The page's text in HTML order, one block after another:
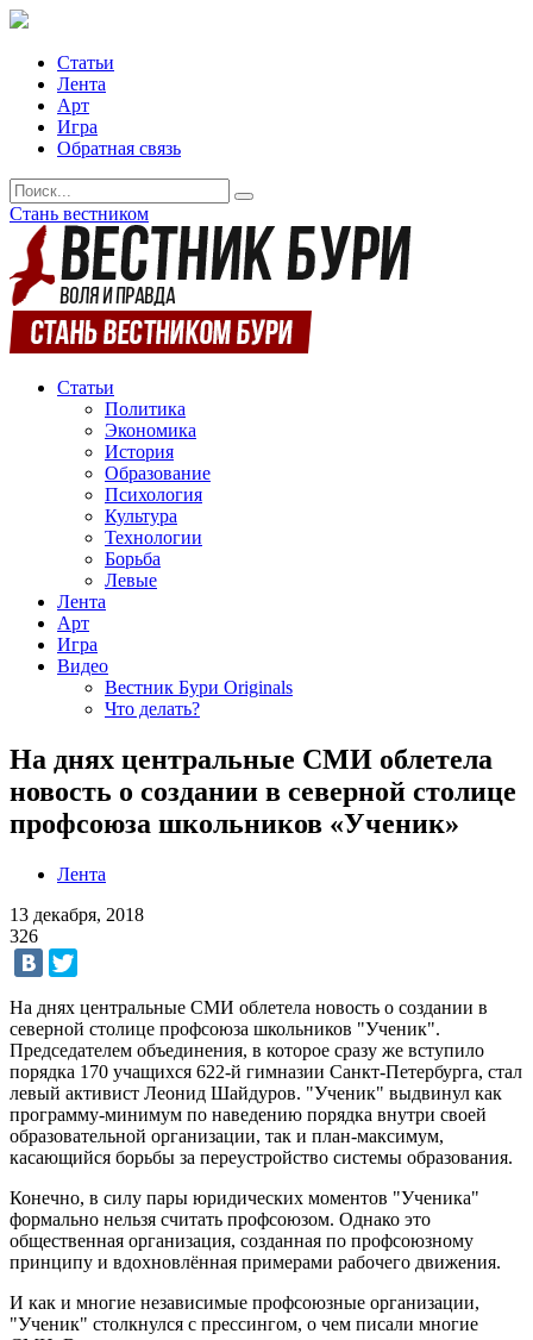
Статьи
Лента
Арт
Игра
Обратная связь
Стань вестником
Статьи
Политика
Экономика
История
Образование
Психология
Культура
Технологии
Борьба
Левые
Лента
Арт
Игра
Видео
Вестник Бури Originals
Что делать?
На днях центральные СМИ облетела
новость о создании в северной столице
профсоюза школьников «Ученик»
Лента
13 декабря, 2018
326
На днях центральные СМИ облетела новость о создании в
северной столице профсоюза школьников "Ученик".
Председателем объединения, в которое сразу же вступило
порядка 170 учащихся 622-й гимназии Санкт-Петербурга, стал
левый активист Леонид Шайдуров. "Ученик" выдвинул как
программу-минимум по наведению порядка внутри своей
образовательной организации, так и план-максимум,
касающийся борьбы за переустройство системы образования.
Конечно, в силу пары юридических моментов "Ученика"
формально нельзя считать профсоюзом. Однако это
общественная организация, созданная по профсоюзному
принципу и вдохновлённая примерами рабочего движения.
И как и многие независимые профсоюзные организации,
"Ученик" столкнулся с прессингом, о чем писали многие